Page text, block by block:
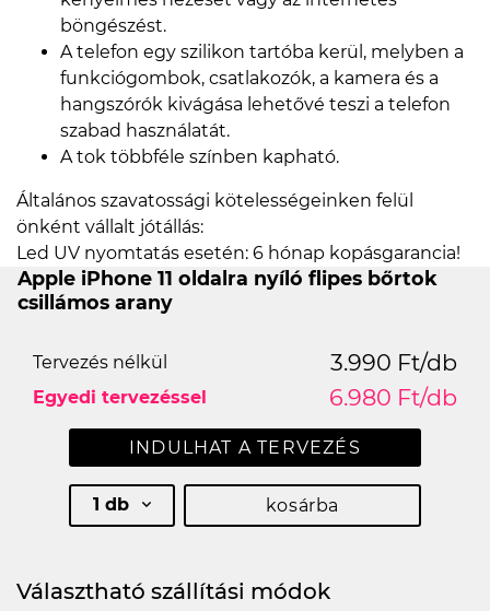
böngészést.
A telefon egy szilikon tartóba kerül, melyben a
funkciógombok, csatlakozók, a kamera és a
hangszórók kivágása lehetővé teszi a telefon
szabad használatát.
A tok többféle színben kapható.
Általános szavatossági kötelességeinken felül
önként vállalt jótállás:
Led UV nyomtatás esetén: 6 hónap kopásgarancia!
Apple iPhone 11 oldalra nyíló flipes bőrtok
csillámos arany
Tervezés nélkül 3.990 Ft/db
Egyedi tervezéssel 6.980 Ft/db
INDULHAT A TERVEZÉS
1 db kosárba
Választható szállítási módok